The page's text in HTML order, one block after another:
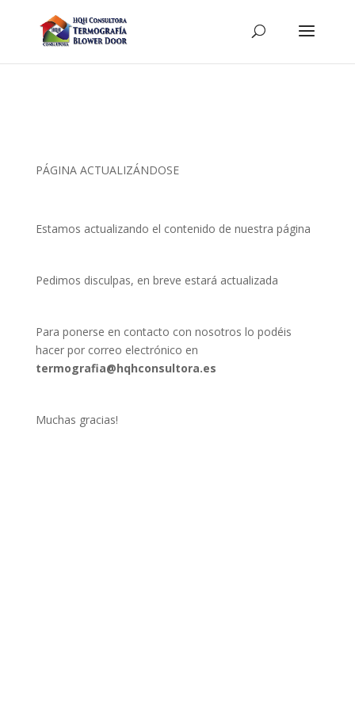
PÁGINA ACTUALIZÁNDOSE
Estamos actualizando el contenido de nuestra página
Pedimos disculpas, en breve estará actualizada
Para ponerse en contacto con nosotros lo podéis
hacer por correo electrónico en
termografia@hqhconsultora.es
Muchas gracias!